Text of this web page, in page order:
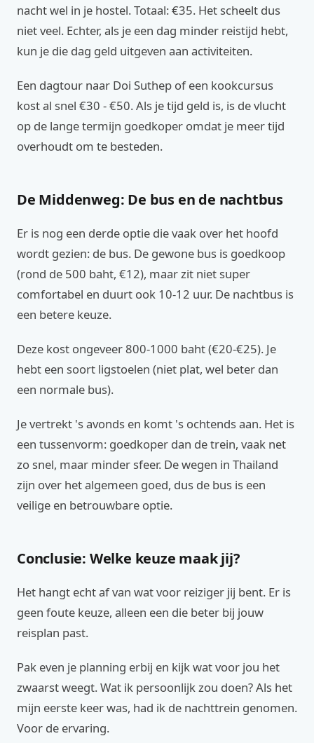
nacht wel in je hostel. Totaal: €35. Het scheelt dus
niet veel. Echter, als je een dag minder reistijd hebt,
kun je die dag geld uitgeven aan activiteiten.
Een dagtour naar Doi Suthep of een kookcursus
kost al snel €30 - €50. Als je tijd geld is, is de vlucht
op de lange termijn goedkoper omdat je meer tijd
overhoudt om te besteden.
De Middenweg: De bus en de nachtbus
Er is nog een derde optie die vaak over het hoofd
wordt gezien: de bus. De gewone bus is goedkoop
(rond de 500 baht, €12), maar zit niet super
comfortabel en duurt ook 10-12 uur. De nachtbus is
een betere keuze.
Deze kost ongeveer 800-1000 baht (€20-€25). Je
hebt een soort ligstoelen (niet plat, wel beter dan
een normale bus).
Je vertrekt 's avonds en komt 's ochtends aan. Het is
een tussenvorm: goedkoper dan de trein, vaak net
zo snel, maar minder sfeer. De wegen in Thailand
zijn over het algemeen goed, dus de bus is een
veilige en betrouwbare optie.
Conclusie: Welke keuze maak jij?
Het hangt echt af van wat voor reiziger jij bent. Er is
geen foute keuze, alleen een die beter bij jouw
reisplan past.
Pak even je planning erbij en kijk wat voor jou het
zwaarst weegt. Wat ik persoonlijk zou doen? Als het
mijn eerste keer was, had ik de nachttrein genomen.
Voor de ervaring.